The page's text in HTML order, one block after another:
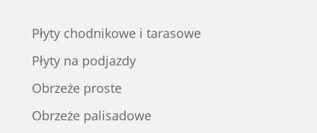
Płyty chodnikowe i tarasowe
Płyty na podjazdy
Obrzeże proste
Obrzeże palisadowe